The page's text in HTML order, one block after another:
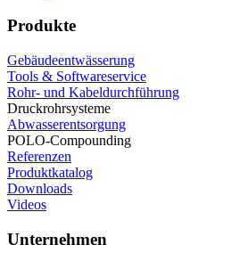
Produkte
Gebäudeentwässerung
Tools & Softwareservice
Rohr- und Kabeldurchführung
Druckrohrsysteme
Abwasserentsorgung
POLO-Compounding
Referenzen
Produktkatalog
Downloads
Videos
Unternehmen